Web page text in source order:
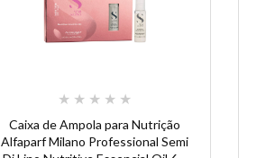
★ ★ ★ ★ ★
Caixa de Ampola para Nutrição
Alfaparf Milano Professional Semi